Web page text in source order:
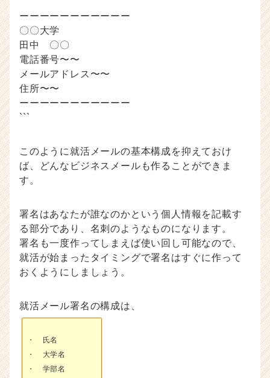
ーーーーーーーーーーー
〇〇大学
田中 〇〇
電話番号〜〜
メールアドレス〜〜
住所〜〜
ーーーーーーーーーーー
```
このように就活メールの基本構成を抑えておけ
ば、どんなビジネスメールも作ることができま
す。
署名はあなたが誰なのかという個人情報を記載す
る部分であり、名刺のようなものになります。
署名も一度作ってしまえば使い回し可能なので、
就活が始まったタイミングで署名はすぐに作って
おくようにしましょう。
就活メール署名の構成は、
・ 氏名
・ 大学名
・ 学部名